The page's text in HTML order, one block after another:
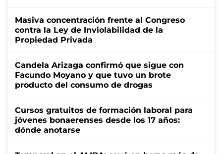
Masiva concentración frente al Congreso
contra la Ley de Inviolabilidad de la
Propiedad Privada
Candela Arizaga confirmó que sigue con
Facundo Moyano y que tuvo un brote
producto del consumo de drogas
Cursos gratuitos de formación laboral para
jóvenes bonaerenses desde los 17 años:
dónde anotarse